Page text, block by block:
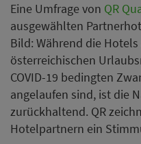
Eine Umfrage von QR
ausgewählten
Bild: Während die
österreichischen
COVID-19 bedingten
angelaufen sind, ist die
zurückhaltend. QR
Hotelpartnern ein